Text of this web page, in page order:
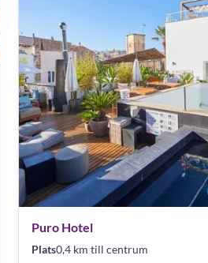
Puro Hotel
Plats0,4 km till centrum